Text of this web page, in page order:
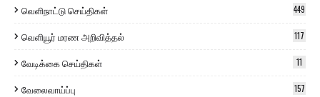
வெளிநாட்டு செய்திகள் 449
வெளியூர் மரண அறிவித்தல் 117
வேடிக்கை செய்திகள் 11
வேலைவாய்ப்பு 157